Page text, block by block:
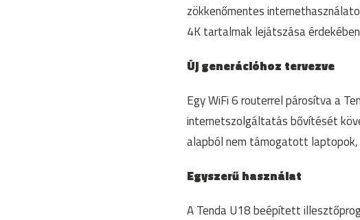
zökkenőmentes
4K tartalmak lejátszása
Új generációhoz tervezve
Egy WiFi 6 routerrel párosítva a
internetszolgáltatás bővítését
alapból nem támogatott
Egyszerű használat
A Tenda U18 beépített